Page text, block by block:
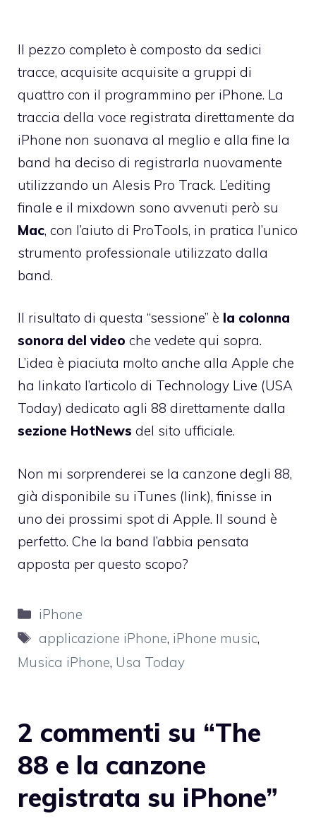
Il pezzo completo è composto da sedici
tracce, acquisite acquisite a gruppi di
quattro con il programmino per iPhone. La
traccia della voce registrata direttamente da
iPhone non suonava al meglio e alla fine la
band ha deciso di registrarla nuovamente
utilizzando un Alesis Pro Track. L’editing
finale e il mixdown sono avvenuti però su
Mac, con l’aiuto di ProTools, in pratica l’unico
strumento professionale utilizzato dalla
band.
Il risultato di questa “sessione” è la colonna
sonora del video che vedete qui sopra.
L’idea è piaciuta molto anche alla Apple che
ha linkato l’articolo di Technology Live (USA
Today) dedicato agli 88 direttamente dalla
sezione HotNews del sito ufficiale.
Non mi sorprenderei se la canzone degli 88,
già disponibile su iTunes (link), finisse in
uno dei prossimi spot di Apple. Il sound è
perfetto. Che la band l’abbia pensata
apposta per questo scopo?
Categorie
iPhone
Tag
applicazione iPhone, iPhone music,
Musica iPhone, Usa Today
2 commenti su “The
88 e la canzone
registrata su iPhone”